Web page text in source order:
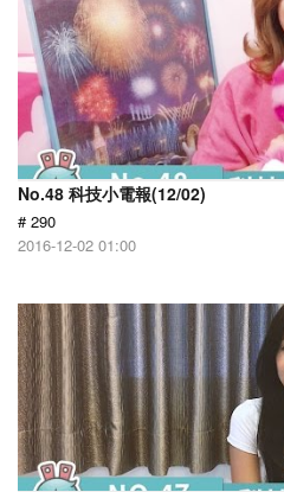
No.48 科技小電報(12/02)
# 290
2016-12-02 01:00